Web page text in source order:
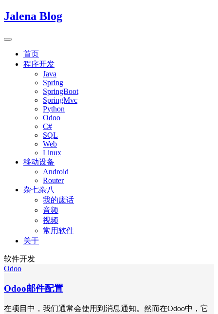
Jalena Blog
首页
程序开发
Java
Spring
SpringBoot
SpringMvc
Python
Odoo
C#
SQL
Web
Linux
移动设备
Android
Router
杂七杂八
我的废话
音频
视频
常用软件
关于
软件开发
Odoo
Odoo邮件配置
在项目中，我们通常会使用到消息通知。然而在Odoo中，它